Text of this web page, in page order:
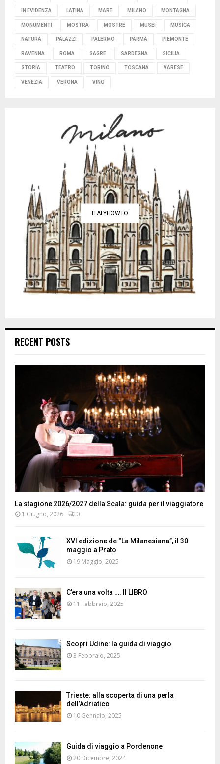
IN EVIDENZA LATINA MARE MILANO MONTAGNA
MONUMENTI MOSTRA MOSTRE MUSEI MUSICA
NATURA PALAZZI PALERMO PARMA PIEMONTE
RAVENNA ROMA SAGRE SARDEGNA SICILIA
STORIA TEATRO TORINO TOSCANA VARESE
VENEZIA VERONA VINO
ITALYHOWTO
RECENT POSTS
La stagione 2026/2027 della Scala: guida per il viaggiatore
1 Giugno, 2026 0
XVI edizione de “La Milanesiana”, il 30
maggio a Prato
19 Maggio, 2025
C’era una volta …. Il LIBRO
11 Febbraio, 2025
Scopri Udine: la guida di viaggio
3 Febbraio, 2025
Trieste: alla scoperta di una perla
dell’Adriatico
10 Gennaio, 2025
Guida di viaggio a Pordenone
20 Dicembre, 2024